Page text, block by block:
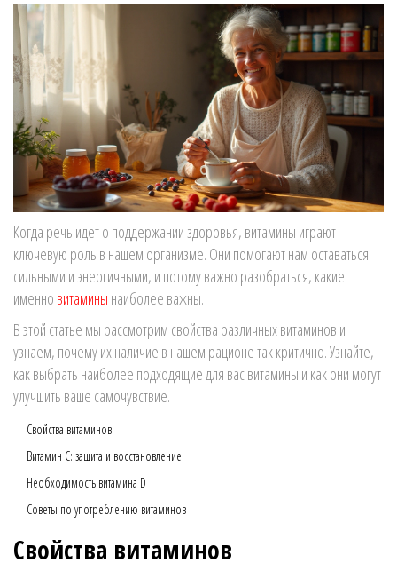
Когда речь идет о поддержании здоровья, витамины играют
ключевую роль в нашем организме. Они помогают нам оставаться
сильными и энергичными, и потому важно разобраться, какие
именно витамины наиболее важны.
В этой статье мы рассмотрим свойства различных витаминов и
узнаем, почему их наличие в нашем рационе так критично. Узнайте,
как выбрать наиболее подходящие для вас витамины и как они могут
улучшить ваше самочувствие.
Свойства витаминов
Витамин C: защита и восстановление
Необходимость витамина D
Советы по употреблению витаминов
Свойства витаминов